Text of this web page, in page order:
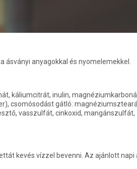
ásványi anyagokkal és nyomelemekkel.
káliumcitrát, inulin,
csomósodást gátló:
vasszulfát, cinkoxid, mangánszulfát,
kevés vízzel bevenni. Az ajánlott napi